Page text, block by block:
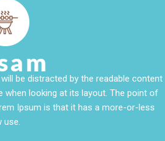
be distracted by the readable content
when looking at its layout. The point of
Ipsum is that it has a more-or-less
use.